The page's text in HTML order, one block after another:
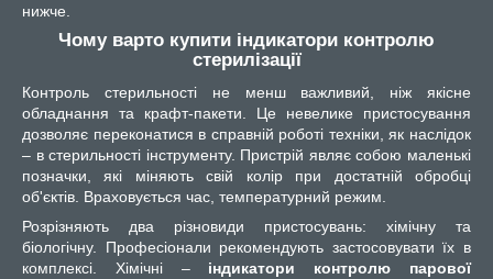
нижче.
Чому варто купити індикатори контролю
стерилізації
Контроль стерильності не менш важливий, ніж якісне
обладнання та крафт-пакети. Це невелике пристосування
дозволяє переконатися в справній роботі техніки, як наслідок
– в стерильності інструменту. Пристрій являє собою маленькі
позначки, які міняють свій колір при достатній обробці
об'єктів. Враховується час, температурний режим.
Розрізняють два різновиди пристосувань: хімічну та
біологічну. Професіонали рекомендують застосовувати їх в
комплексі. Хімічні – індикатори контролю парової